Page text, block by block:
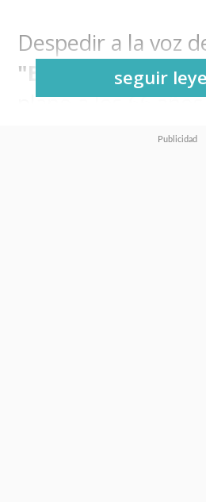
Despedir a la voz
"Batman", quien
plano a los 66
corta batalla
seguir